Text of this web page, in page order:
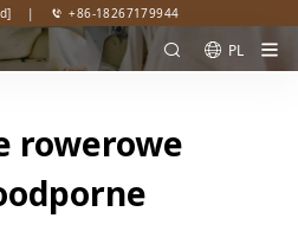
| +86-18267179944
PL
rowerowe